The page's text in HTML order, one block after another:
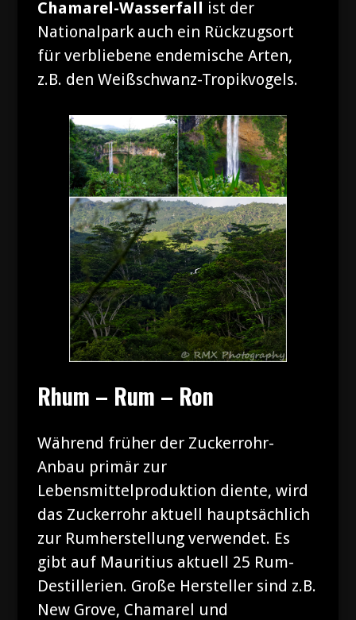
Chamarel-Wasserfall ist der
Nationalpark auch ein Rückzugsort
für verbliebene endemische Arten,
z.B. den Weißschwanz-Tropikvogels.
Rhum – Rum – Ron
Während früher der Zuckerrohr-
Anbau primär zur
Lebensmittelproduktion diente, wird
das Zuckerrohr aktuell hauptsächlich
zur Rumherstellung verwendet. Es
gibt auf Mauritius aktuell 25 Rum-
Destillerien. Große Hersteller sind z.B.
New Grove, Chamarel und